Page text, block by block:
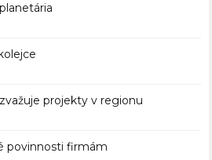
projekty v regionu
povinnosti firmám